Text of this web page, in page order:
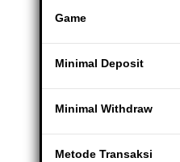
Game
Minimal Deposit
Minimal Withdraw
Metode Transaksi